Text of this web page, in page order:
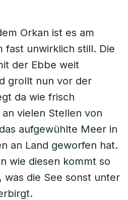
Orkan ist es am
fast unwirklich still. Die
der Ebbe weit
grollt nun vor der
da wie frisch
vielen Stellen von
aufgewühlte Meer in
an Land geworfen hat.
wie diesen kommt so
was die See sonst unter